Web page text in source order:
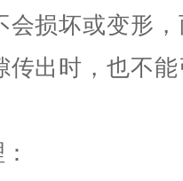
会损坏或变形
传出时，也不